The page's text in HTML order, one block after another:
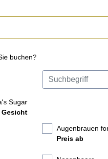
buchen?
Sugar
Gesicht
Augenbrauen
Preis ab